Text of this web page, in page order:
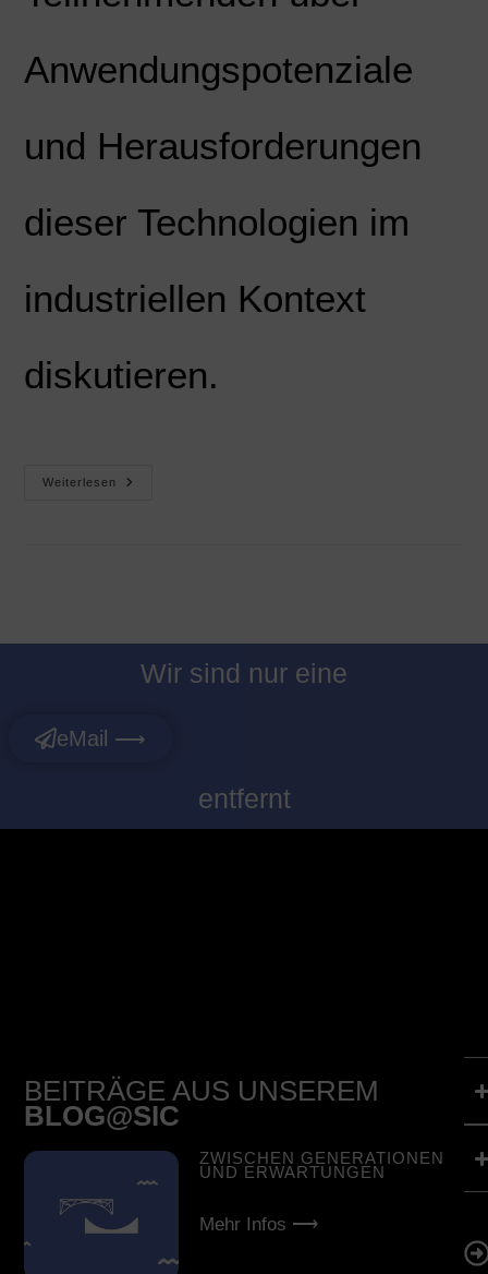
Anwendungspotenziale
und Herausforderungen
dieser Technologien im
industriellen Kontext
diskutieren.
Weiterlesen
Wir sind nur eine
eMail ⟶
entfernt
BEITRÄGE AUS UNSEREM
BLOG@SIC
ZWISCHEN GENERATIONEN
UND ERWARTUNGEN
Mehr Infos ⟶